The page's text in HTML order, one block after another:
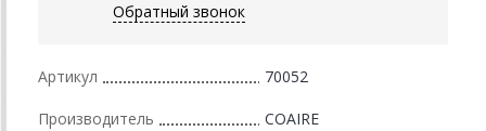
Обратный звонок
Артикул 70052
Производитель COAIRE